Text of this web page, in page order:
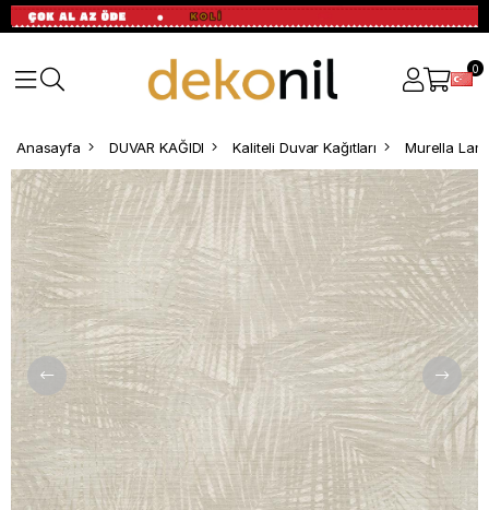
0
Anasayfa DUVAR KAĞIDI Kaliteli Duvar Kağıtları